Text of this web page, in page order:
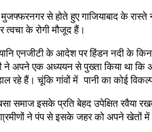
से होते हुए गाजियाबाद के
के रोगी मौजूद हैं।
यानि एनजीटी के आदेश पर हिंडन नदी के
ने अपने एक अध्ययन से पुख्ता किया था
रहे हैं। चूंकि गांवों में पानी का कोई
समाज इसके प्रति बेहद उपेक्षित
ने पंप से इसके जहर को अपने